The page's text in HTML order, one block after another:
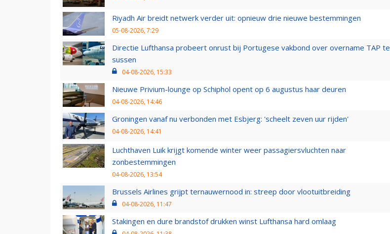
Riyadh Air breidt netwerk verder uit: opnieuw drie nieuwe bestemmingen
05-08-2026, 7:29
Directie Lufthansa probeert onrust bij Portugese vakbond over overname TAP te
sussen
04-08-2026, 15:33
Nieuwe Privium-lounge op Schiphol opent op 6 augustus haar deuren
04-08-2026, 14:46
Groningen vanaf nu verbonden met Esbjerg: 'scheelt zeven uur rijden'
04-08-2026, 14:41
Luchthaven Luik krijgt komende winter weer passagiersvluchten naar
zonbestemmingen
04-08-2026, 13:54
Brussels Airlines grijpt ternauwernood in: streep door vlootuitbreiding
04-08-2026, 11:47
Stakingen en dure brandstof drukken winst Lufthansa hard omlaag